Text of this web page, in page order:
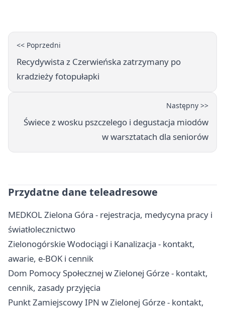
<< Poprzedni
Recydywista z Czerwieńska zatrzymany po
kradzieży fotopułapki
Następny >>
Świece z wosku pszczelego i degustacja miodów
w warsztatach dla seniorów
Przydatne dane teleadresowe
MEDKOL Zielona Góra - rejestracja, medycyna pracy i
światłolecznictwo
Zielonogórskie Wodociągi i Kanalizacja - kontakt,
awarie, e-BOK i cennik
Dom Pomocy Społecznej w Zielonej Górze - kontakt,
cennik, zasady przyjęcia
Punkt Zamiejscowy IPN w Zielonej Górze - kontakt,